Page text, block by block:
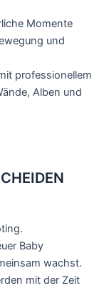
Momente
und
professionellem
Alben und
Baby
wachst.
mit der Zeit